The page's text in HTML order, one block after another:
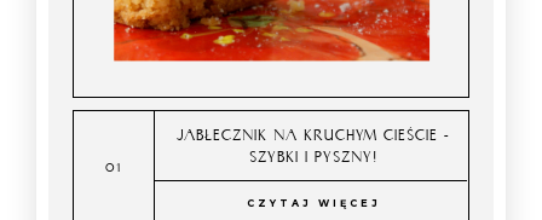
JABŁECZNIK NA KRUCHYM CIEŚCIE -
SZYBKI I PYSZNY!
CZYTAJ WIĘCEJ